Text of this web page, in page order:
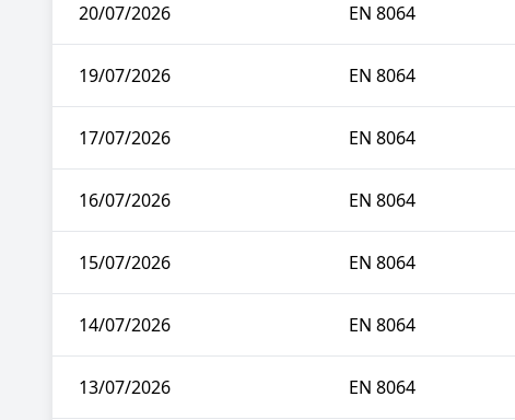
20/07/2026 EN 8064
19/07/2026 EN 8064
17/07/2026 EN 8064
16/07/2026 EN 8064
15/07/2026 EN 8064
14/07/2026 EN 8064
13/07/2026 EN 8064